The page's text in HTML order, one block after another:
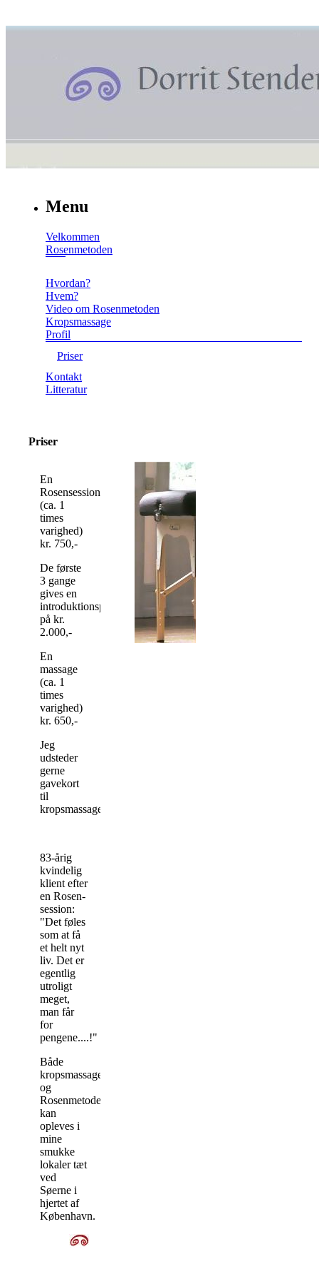
Menu
Velkommen
Rosenmetoden
Hvordan?
Hvem?
Video om Rosenmetoden
Kropsmassage
Profil
Priser
Kontakt
Litteratur
Priser
En
Rosensession
(ca. 1
times
varighed)
kr. 750,-
De første
3 gange
gives en
introduktionspris
på kr.
2.000,-
En
massage
(ca. 1
times
varighed)
kr. 650,-
Jeg
udsteder
gerne
gavekort
til
kropsmassage.
83-årig
kvindelig
klient efter
en Rosen-
session:
"Det føles
som at få
et helt nyt
liv. Det er
egentlig
utroligt
meget,
man får
for
pengene....!"
Både
kropsmassage
og
Rosenmetoden
kan
opleves i
mine
smukke
lokaler tæt
ved
Søerne i
hjertet af
København.